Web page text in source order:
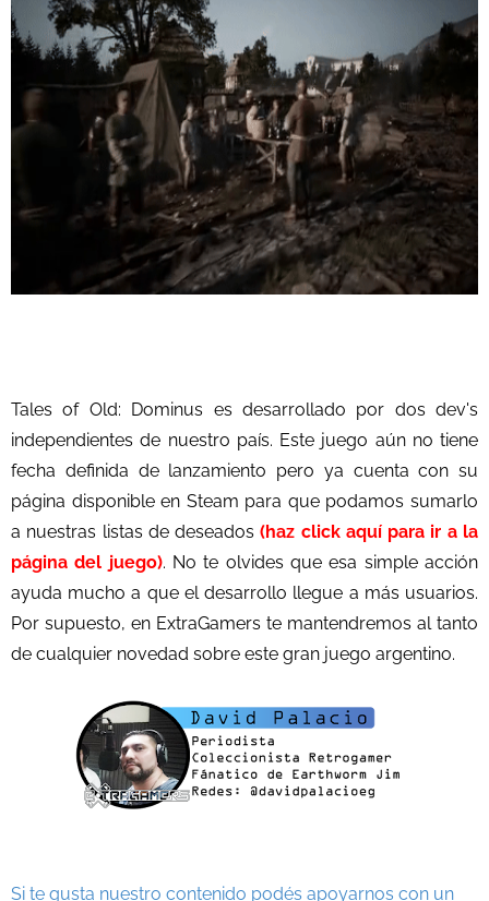
Tales of Old: Dominus es desarrollado por dos dev's
independientes de nuestro país. Este juego aún no tiene
fecha definida de lanzamiento pero ya cuenta con su
página disponible en Steam para que podamos sumarlo
a nuestras listas de deseados(haz click aquí para ir a la
página del juego). No te olvides que esa simple acción
ayuda mucho a que el desarrollo llegue a más usuarios.
Por supuesto, en ExtraGamers te mantendremos al tanto
de cualquier novedad sobre este gran juego argentino.
Si te gusta nuestro contenido podés apoyarnos con un